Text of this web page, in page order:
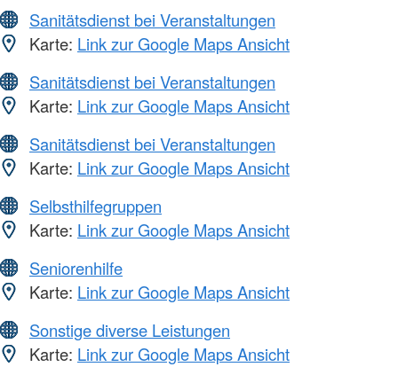
Sanitätsdienst bei Veranstaltungen
Karte: Link zur Google Maps Ansicht
Sanitätsdienst bei Veranstaltungen
Karte: Link zur Google Maps Ansicht
Sanitätsdienst bei Veranstaltungen
Karte: Link zur Google Maps Ansicht
Selbsthilfegruppen
Karte: Link zur Google Maps Ansicht
Seniorenhilfe
Karte: Link zur Google Maps Ansicht
Sonstige diverse Leistungen
Karte: Link zur Google Maps Ansicht